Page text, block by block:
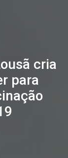
cria
para